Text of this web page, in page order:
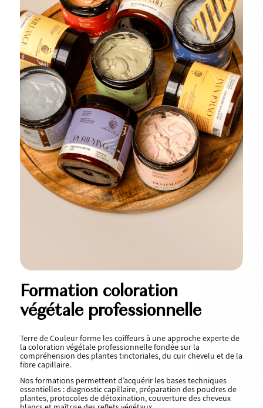
Formation coloration
végétale professionnelle
Terre de Couleur forme les coiffeurs à une approche experte de
la coloration végétale professionnelle fondée sur la
compréhension des plantes tinctoriales, du cuir chevelu et de la
fibre capillaire.
Nos formations permettent d’acquérir les bases techniques
essentielles : diagnostic capillaire, préparation des poudres de
plantes, protocoles de détoxination, couverture des cheveux